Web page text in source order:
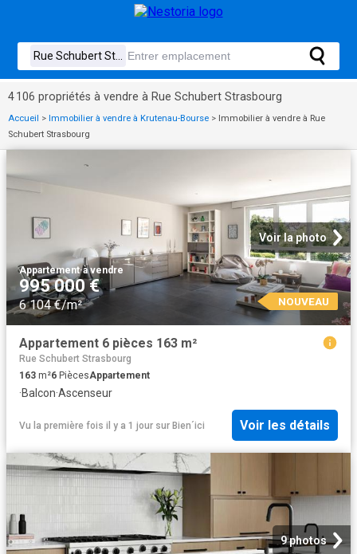
4 106 propriétés à vendre à Rue Schubert Strasbourg
Accueil > Immobilier à vendre à Krutenau-Bourse > Immobilier à vendre à Rue
Schubert Strasbourg
Voir la photo
Appartement·à vendre
995 000 €
6 104 €/m² NOUVEAU
Appartement 6 pièces 163 m²
Rue Schubert Strasbourg
163 m²6 PiècesAppartement
·Balcon·Ascenseur
Vu la première fois il y a 1 jour sur Bien´ici Voir les détails
9 photos